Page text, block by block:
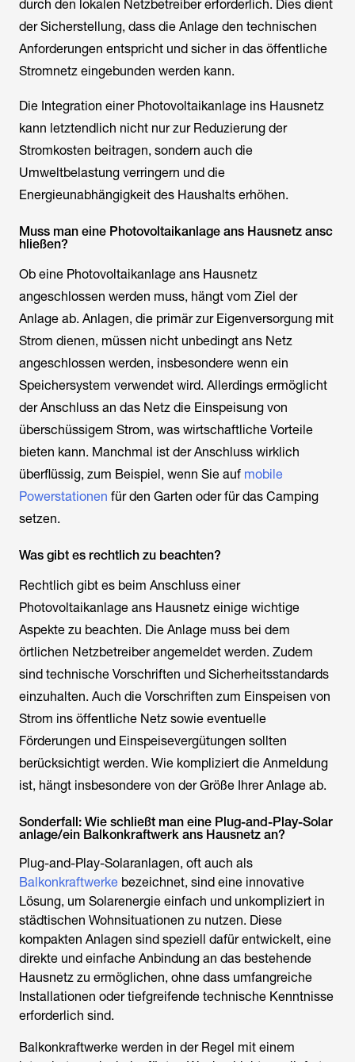
durch den lokalen Netzbetreiber erforderlich. Dies dient
der Sicherstellung, dass die Anlage den technischen
Anforderungen entspricht und sicher in das öffentliche
Stromnetz eingebunden werden kann.
Die Integration einer Photovoltaikanlage ins Hausnetz
kann letztendlich nicht nur zur Reduzierung der
Stromkosten beitragen, sondern auch die
Umweltbelastung verringern und die
Energieunabhängigkeit des Haushalts erhöhen.
Muss man eine Photovoltaikanlage ans Hausnetz ansc
hließen?
Ob eine Photovoltaikanlage ans Hausnetz
angeschlossen werden muss, hängt vom Ziel der
Anlage ab. Anlagen, die primär zur Eigenversorgung mit
Strom dienen, müssen nicht unbedingt ans Netz
angeschlossen werden, insbesondere wenn ein
Speichersystem verwendet wird. Allerdings ermöglicht
der Anschluss an das Netz die Einspeisung von
überschüssigem Strom, was wirtschaftliche Vorteile
bieten kann. Manchmal ist der Anschluss wirklich
überflüssig, zum Beispiel, wenn Sie auf mobile
Powerstationen für den Garten oder für das Camping
setzen.
Was gibt es rechtlich zu beachten?
Rechtlich gibt es beim Anschluss einer
Photovoltaikanlage ans Hausnetz einige wichtige
Aspekte zu beachten. Die Anlage muss bei dem
örtlichen Netzbetreiber angemeldet werden. Zudem
sind technische Vorschriften und Sicherheitsstandards
einzuhalten. Auch die Vorschriften zum Einspeisen von
Strom ins öffentliche Netz sowie eventuelle
Förderungen und Einspeisevergütungen sollten
berücksichtigt werden. Wie kompliziert die Anmeldung
ist, hängt insbesondere von der Größe Ihrer Anlage ab.
Sonderfall: Wie schließt man eine Plug-and-Play-Solar
anlage/ein Balkonkraftwerk ans Hausnetz an?
Plug-and-Play-Solaranlagen, oft auch als
Balkonkraftwerke bezeichnet, sind eine innovative
Lösung, um Solarenergie einfach und unkompliziert in
städtischen Wohnsituationen zu nutzen. Diese
kompakten Anlagen sind speziell dafür entwickelt, eine
direkte und einfache Anbindung an das bestehende
Hausnetz zu ermöglichen, ohne dass umfangreiche
Installationen oder tiefgreifende technische Kenntnisse
erforderlich sind.
Balkonkraftwerke werden in der Regel mit einem